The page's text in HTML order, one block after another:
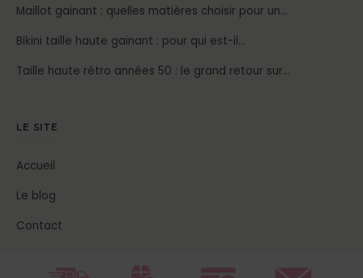
Maillot gainant : quelles matières choisir pour un…
Bikini taille haute gainant : pour qui est-il…
Taille haute rétro années 50 : le grand retour sur…
LE SITE
Accueil
Le blog
Contact